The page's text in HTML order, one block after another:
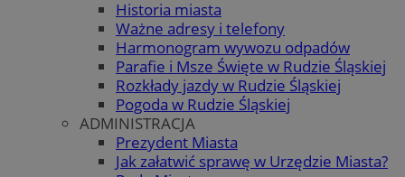
Historia miasta
Ważne adresy i telefony
Harmonogram wywozu odpadów
Parafie i Msze Święte w Rudzie Śląskiej
Rozkłady jazdy w Rudzie Śląskiej
Pogoda w Rudzie Śląskiej
ADMINISTRACJA
Prezydent Miasta
Jak załatwić sprawę w Urzędzie Miasta?